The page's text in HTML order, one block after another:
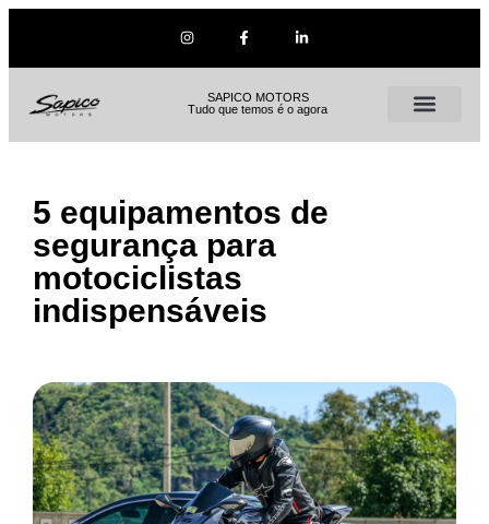
SAPICO MOTORS
Tudo que temos é o agora
5 equipamentos de
segurança para
motociclistas
indispensáveis